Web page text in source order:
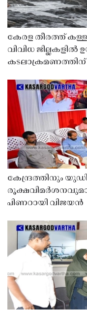
കേരള തീരത്ത്
വിവിധ
കേന്ദ്രത്തിനും
പിണറായി വിജയൻ